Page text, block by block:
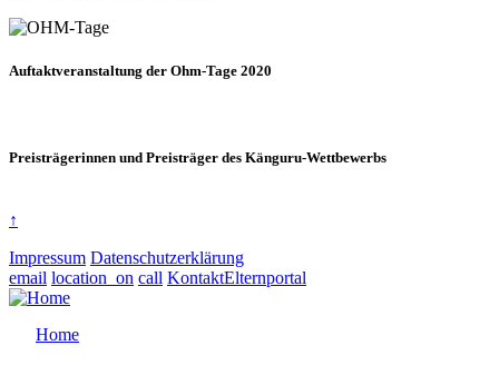
Auftaktveranstaltung der Ohm-Tage 2020
Preisträgerinnen und Preisträger des Känguru-Wettbewerbs
↑
Impressum Datenschutzerklärung
email location_on call KontaktElternportal
Home